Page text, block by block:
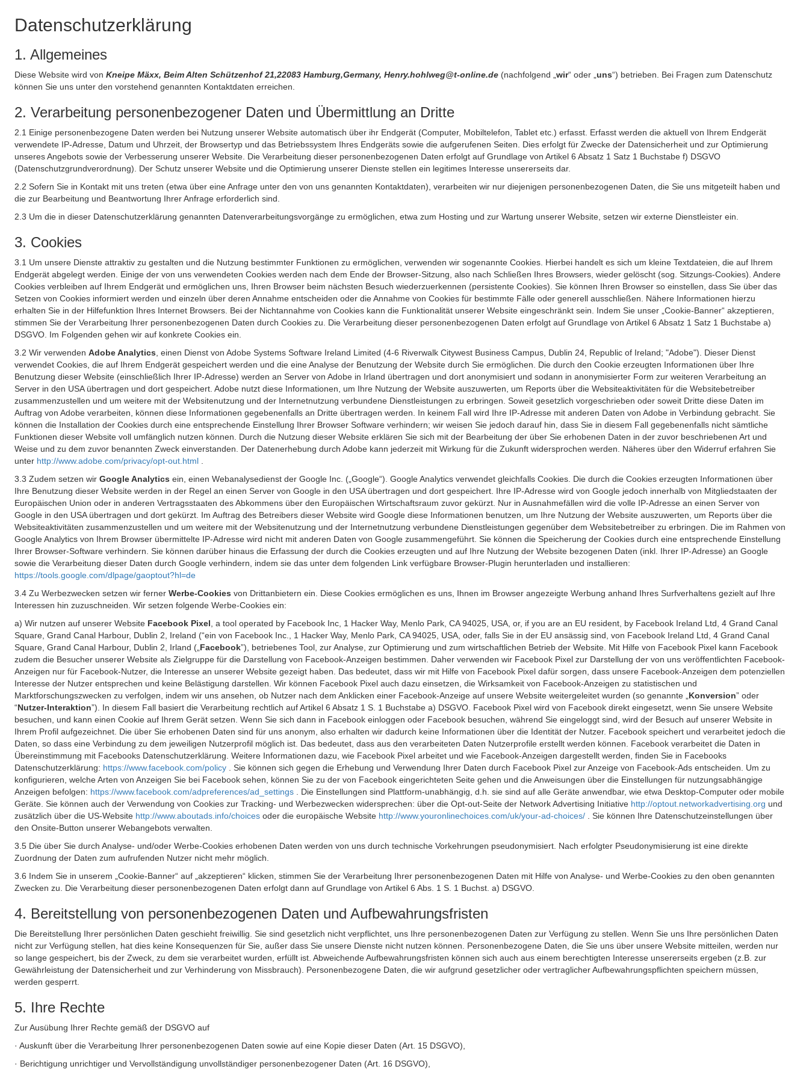
Datenschutzerklärung
1. Allgemeines
Diese Website wird von Kneipe Mäxx, Beim Alten Schützenhof 21,22083 Hamburg,Germany, Henry.hohlweg@t-online.de (nachfolgend „ wir“ oder „ uns“) betrieben. Bei Fragen zum Datenschutz
können Sie uns unter den vorstehend genannten Kontaktdaten erreichen.
2. Verarbeitung personenbezogener Daten und Übermittlung an Dritte
2.1 Einige personenbezogene Daten werden bei Nutzung unserer Website automatisch über ihr Endgerät (Computer, Mobiltelefon, Tablet etc.) erfasst. Erfasst werden die aktuell von Ihrem Endgerät
verwendete IP-Adresse, Datum und Uhrzeit, der Browsertyp und das Betriebssystem Ihres Endgeräts sowie die aufgerufenen Seiten. Dies erfolgt für Zwecke der Datensicherheit und zur Optimierung
unseres Angebots sowie der Verbesserung unserer Website. Die Verarbeitung dieser personenbezogenen Daten erfolgt auf Grundlage von Artikel 6 Absatz 1 Satz 1 Buchstabe f) DSGVO
(Datenschutzgrundverordnung). Der Schutz unserer Website und die Optimierung unserer Dienste stellen ein legitimes Interesse unsererseits dar.
2.2 Sofern Sie in Kontakt mit uns treten (etwa über eine Anfrage unter den von uns genannten Kontaktdaten), verarbeiten wir nur diejenigen personenbezogenen Daten, die Sie uns mitgeteilt haben und
die zur Bearbeitung und Beantwortung Ihrer Anfrage erforderlich sind.
2.3 Um die in dieser Datenschutzerklärung genannten Datenverarbeitungsvorgänge zu ermöglichen, etwa zum Hosting und zur Wartung unserer Website, setzen wir externe Dienstleister ein.
3. Cookies
3.1 Um unsere Dienste attraktiv zu gestalten und die Nutzung bestimmter Funktionen zu ermöglichen, verwenden wir sogenannte Cookies. Hierbei handelt es sich um kleine Textdateien, die auf Ihrem
Endgerät abgelegt werden. Einige der von uns verwendeten Cookies werden nach dem Ende der Browser-Sitzung, also nach Schließen Ihres Browsers, wieder gelöscht (sog. Sitzungs-Cookies). Andere
Cookies verbleiben auf Ihrem Endgerät und ermöglichen uns, Ihren Browser beim nächsten Besuch wiederzuerkennen (persistente Cookies). Sie können Ihren Browser so einstellen, dass Sie über das
Setzen von Cookies informiert werden und einzeln über deren Annahme entscheiden oder die Annahme von Cookies für bestimmte Fälle oder generell ausschließen. Nähere Informationen hierzu
erhalten Sie in der Hilfefunktion Ihres Internet Browsers. Bei der Nichtannahme von Cookies kann die Funktionalität unserer Website eingeschränkt sein. Indem Sie unser „Cookie-Banner“ akzeptieren,
stimmen Sie der Verarbeitung Ihrer personenbezogenen Daten durch Cookies zu. Die Verarbeitung dieser personenbezogenen Daten erfolgt auf Grundlage von Artikel 6 Absatz 1 Satz 1 Buchstabe a)
DSGVO. Im Folgenden gehen wir auf konkrete Cookies ein.
3.2 Wir verwenden Adobe Analytics , einen Dienst von Adobe Systems Software Ireland Limited (4-6 Riverwalk Citywest Business Campus, Dublin 24, Republic of Ireland; "Adobe"). Dieser Dienst
verwendet Cookies, die auf Ihrem Endgerät gespeichert werden und die eine Analyse der Benutzung der Website durch Sie ermöglichen. Die durch den Cookie erzeugten Informationen über Ihre
Benutzung dieser Website (einschließlich Ihrer IP-Adresse) werden an Server von Adobe in Irland übertragen und dort anonymisiert und sodann in anonymisierter Form zur weiteren Verarbeitung an
Server in den USA übertragen und dort gespeichert. Adobe nutzt diese Informationen, um Ihre Nutzung der Website auszuwerten, um Reports über die Websiteaktivitäten für die Websitebetreiber
zusammenzustellen und um weitere mit der Websitenutzung und der Internetnutzung verbundene Dienstleistungen zu erbringen. Soweit gesetzlich vorgeschrieben oder soweit Dritte diese Daten im
Auftrag von Adobe verarbeiten, können diese Informationen gegebenenfalls an Dritte übertragen werden. In keinem Fall wird Ihre IP-Adresse mit anderen Daten von Adobe in Verbindung gebracht. Sie
können die Installation der Cookies durch eine entsprechende Einstellung Ihrer Browser Software verhindern; wir weisen Sie jedoch darauf hin, dass Sie in diesem Fall gegebenenfalls nicht sämtliche
Funktionen dieser Website voll umfänglich nutzen können. Durch die Nutzung dieser Website erklären Sie sich mit der Bearbeitung der über Sie erhobenen Daten in der zuvor beschriebenen Art und
Weise und zu dem zuvor benannten Zweck einverstanden. Der Datenerhebung durch Adobe kann jederzeit mit Wirkung für die Zukunft widersprochen werden. Näheres über den Widerruf erfahren Sie
unter http://www.adobe.com/privacy/opt-out.html
3.3 Zudem setzen wir Google Analytics ein, einen Webanalysedienst der Google Inc. („Google“). Google Analytics verwendet gleichfalls Cookies. Die durch die Cookies erzeugten Informationen über
Ihre Benutzung dieser Website werden in der Regel an einen Server von Google in den USA übertragen und dort gespeichert. Ihre IP-Adresse wird von Google jedoch innerhalb von Mitgliedstaaten der
Europäischen Union oder in anderen Vertragsstaaten des Abkommens über den Europäischen Wirtschaftsraum zuvor gekürzt. Nur in Ausnahmefällen wird die volle IP-Adresse an einen Server von
Google in den USA übertragen und dort gekürzt. Im Auftrag des Betreibers dieser Website wird Google diese Informationen benutzen, um Ihre Nutzung der Website auszuwerten, um Reports über die
Websiteaktivitäten zusammenzustellen und um weitere mit der Websitenutzung und der Internetnutzung verbundene Dienstleistungen gegenüber dem Websitebetreiber zu erbringen. Die im Rahmen von
Google Analytics von Ihrem Browser übermittelte IP-Adresse wird nicht mit anderen Daten von Google zusammengeführt. Sie können die Speicherung der Cookies durch eine entsprechende Einstellung
Ihrer Browser-Software verhindern. Sie können darüber hinaus die Erfassung der durch die Cookies erzeugten und auf Ihre Nutzung der Website bezogenen Daten (inkl. Ihrer IP-Adresse) an Google
sowie die Verarbeitung dieser Daten durch Google verhindern, indem sie das unter dem folgenden Link verfügbare Browser-Plugin herunterladen und installieren:
https://tools.google.com/dlpage/gaoptout?hl=de
3.4 Zu Werbezwecken setzen wir ferner Werbe-Cookies von Drittanbietern ein. Diese Cookies ermöglichen es uns, Ihnen im Browser angezeigte Werbung anhand Ihres Surfverhaltens gezielt auf Ihre
Interessen hin zuzuschneiden. Wir setzen folgende Werbe-Cookies ein:
a) Wir nutzen auf unserer Website Facebook Pixel , a tool operated by Facebook Inc, 1 Hacker Way, Menlo Park, CA 94025, USA, or, if you are an EU resident, by Facebook Ireland Ltd, 4 Grand Canal
Square, Grand Canal Harbour, Dublin 2, Ireland (“ein von Facebook Inc., 1 Hacker Way, Menlo Park, CA 94025, USA, oder, falls Sie in der EU ansässig sind, von Facebook Ireland Ltd, 4 Grand Canal
Square, Grand Canal Harbour, Dublin 2, Irland („ Facebook”), betriebenes Tool, zur Analyse, zur Optimierung und zum wirtschaftlichen Betrieb der Website. Mit Hilfe von Facebook Pixel kann Facebook
zudem die Besucher unserer Website als Zielgruppe für die Darstellung von Facebook-Anzeigen bestimmen. Daher verwenden wir Facebook Pixel zur Darstellung der von uns veröffentlichten Facebook-
Anzeigen nur für Facebook-Nutzer, die Interesse an unserer Website gezeigt haben. Das bedeutet, dass wir mit Hilfe von Facebook Pixel dafür sorgen, dass unsere Facebook-Anzeigen dem potenziellen
Interesse der Nutzer entsprechen und keine Belästigung darstellen. Wir können Facebook Pixel auch dazu einsetzen, die Wirksamkeit von Facebook-Anzeigen zu statistischen und
Marktforschungszwecken zu verfolgen, indem wir uns ansehen, ob Nutzer nach dem Anklicken einer Facebook-Anzeige auf unsere Website weitergeleitet wurden (so genannte „ Konversion” oder
“Nutzer-Interaktion”). In diesem Fall basiert die Verarbeitung rechtlich auf Artikel 6 Absatz 1 S. 1 Buchstabe a) DSGVO. Facebook Pixel wird von Facebook direkt eingesetzt, wenn Sie unsere Website
besuchen, und kann einen Cookie auf Ihrem Gerät setzen. Wenn Sie sich dann in Facebook einloggen oder Facebook besuchen, während Sie eingeloggt sind, wird der Besuch auf unserer Website in
Ihrem Profil aufgezeichnet. Die über Sie erhobenen Daten sind für uns anonym, also erhalten wir dadurch keine Informationen über die Identität der Nutzer. Facebook speichert und verarbeitet jedoch die
Daten, so dass eine Verbindung zu dem jeweiligen Nutzerprofil möglich ist. Das bedeutet, dass aus den verarbeiteten Daten Nutzerprofile erstellt werden können. Facebook verarbeitet die Daten in
Übereinstimmung mit Facebooks Datenschutzerklärung. Weitere Informationen dazu, wie Facebook Pixel arbeitet und wie Facebook-Anzeigen dargestellt werden, finden Sie in Facebooks
Datenschutzerklärung: https://www.facebook.com/policy
. Sie können sich gegen die Erhebung und Verwendung Ihrer Daten durch Facebook Pixel zur Anzeige von Facebook-Ads entscheiden. Um zu
konfigurieren, welche Arten von Anzeigen Sie bei Facebook sehen, können Sie zu der von Facebook eingerichteten Seite gehen und die Anweisungen über die Einstellungen für nutzungsabhängige
Anzeigen befolgen: https://www.facebook.com/adpreferences/ad_settings
. Die Einstellungen sind Plattform-unabhängig, d.h. sie sind auf alle Geräte anwendbar, wie etwa Desktop-Computer oder mobile
Geräte. Sie können auch der Verwendung von Cookies zur Tracking- und Werbezwecken widersprechen: über die Opt-out-Seite der Network Advertising Initiative http://optout.networkadvertising.org und
zusätzlich über die US-Website http://www.aboutads.info/choices oder die europäische Website http://www.youronlinechoices.com/uk/your-ad-choices/
. Sie können Ihre Datenschutzeinstellungen über
den Onsite-Button unserer Webangebots verwalten.
3.5 Die über Sie durch Analyse- und/oder Werbe-Cookies erhobenen Daten werden von uns durch technische Vorkehrungen pseudonymisiert. Nach erfolgter Pseudonymisierung ist eine direkte
Zuordnung der Daten zum aufrufenden Nutzer nicht mehr möglich.
3.6 Indem Sie in unserem „Cookie-Banner“ auf „akzeptieren“ klicken, stimmen Sie der Verarbeitung Ihrer personenbezogenen Daten mit Hilfe von Analyse- und Werbe-Cookies zu den oben genannten
Zwecken zu. Die Verarbeitung dieser personenbezogenen Daten erfolgt dann auf Grundlage von Artikel 6 Abs. 1 S. 1 Buchst. a) DSGVO.
4. Bereitstellung von personenbezogenen Daten und Aufbewahrungsfristen
Die Bereitstellung Ihrer persönlichen Daten geschieht freiwillig. Sie sind gesetzlich nicht verpflichtet, uns Ihre personenbezogenen Daten zur Verfügung zu stellen. Wenn Sie uns Ihre persönlichen Daten
nicht zur Verfügung stellen, hat dies keine Konsequenzen für Sie, außer dass Sie unsere Dienste nicht nutzen können. Personenbezogene Daten, die Sie uns über unsere Website mitteilen, werden nur
so lange gespeichert, bis der Zweck, zu dem sie verarbeitet wurden, erfüllt ist. Abweichende Aufbewahrungsfristen können sich auch aus einem berechtigten Interesse unsererseits ergeben (z.B. zur
Gewährleistung der Datensicherheit und zur Verhinderung von Missbrauch). Personenbezogene Daten, die wir aufgrund gesetzlicher oder vertraglicher Aufbewahrungspflichten speichern müssen,
werden gesperrt.
5. Ihre Rechte
Zur Ausübung Ihrer Rechte gemäß der DSGVO auf
· Auskunft über die Verarbeitung Ihrer personenbezogenen Daten sowie auf eine Kopie dieser Daten (Art. 15 DSGVO),
· Berichtigung unrichtiger und Vervollständigung unvollständiger personenbezogener Daten (Art. 16 DSGVO),